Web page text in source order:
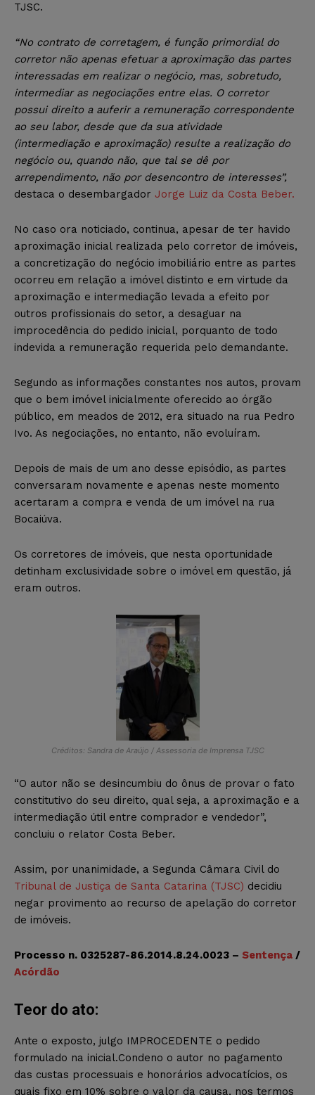
TJSC.
“No contrato de corretagem, é função primordial do
corretor não apenas efetuar a aproximação das partes
interessadas em realizar o negócio, mas, sobretudo,
intermediar as negociações entre elas. O corretor
possui direito a auferir a remuneração correspondente
ao seu labor, desde que da sua atividade
(intermediação e aproximação) resulte a realização do
negócio ou, quando não, que tal se dê por
arrependimento, não por desencontro de interesses”,
destaca o desembargador Jorge Luiz da Costa Beber.
No caso ora noticiado, continua, apesar de ter havido
aproximação inicial realizada pelo corretor de imóveis,
a concretização do negócio imobiliário entre as partes
ocorreu em relação a imóvel distinto e em virtude da
aproximação e intermediação levada a efeito por
outros profissionais do setor, a desaguar na
improcedência do pedido inicial, porquanto de todo
indevida a remuneração requerida pelo demandante.
Segundo as informações constantes nos autos, provam
que o bem imóvel inicialmente oferecido ao órgão
público, em meados de 2012, era situado na rua Pedro
Ivo. As negociações, no entanto, não evoluíram.
Depois de mais de um ano desse episódio, as partes
conversaram novamente e apenas neste momento
acertaram a compra e venda de um imóvel na rua
Bocaiúva.
Os corretores de imóveis, que nesta oportunidade
detinham exclusividade sobre o imóvel em questão, já
eram outros.
Créditos: Sandra de Araújo / Assessoria de Imprensa TJSC
“O autor não se desincumbiu do ônus de provar o fato
constitutivo do seu direito, qual seja, a aproximação e a
intermediação útil entre comprador e vendedor”,
concluiu o relator Costa Beber.
Assim, por unanimidade, a Segunda Câmara Civil do
Tribunal de Justiça de Santa Catarina (TJSC) decidiu
negar provimento ao recurso de apelação do corretor
de imóveis.
Processo n. 0325287-86.2014.8.24.0023 – Sentença /
Acórdão
Teor do ato:
Ante o exposto, julgo IMPROCEDENTE o pedido
formulado na inicial.Condeno o autor no pagamento
das custas processuais e honorários advocatícios, os
quais fixo em 10% sobre o valor da causa, nos termos